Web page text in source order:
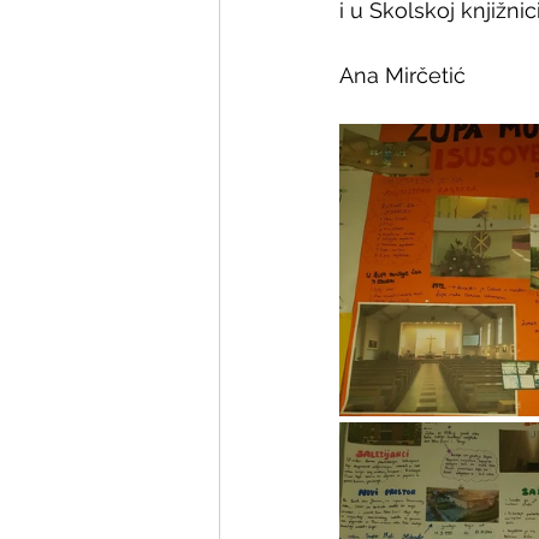
i u Školskoj
Ana Mirčetić